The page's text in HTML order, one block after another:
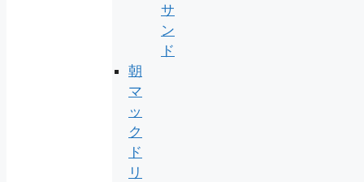
サ
ン
ド
朝
マ
ッ
ク
ド
リ